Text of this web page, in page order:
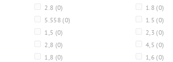
2.8 (0) 1.8 (0)
5.558 (0) 1.5 (0)
1,5 (0) 2,3 (0)
2,8 (0) 4,5 (0)
1,8 (0) 1,6 (0)